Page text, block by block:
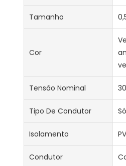
Tamanho
Cor
Tensão Nominal
Tipo De Condutor
Isolamento
Condutor